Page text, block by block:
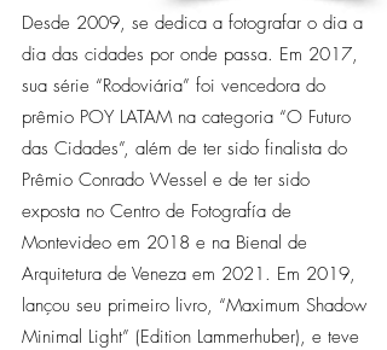
Desde 2009, se dedica a fotografar o dia a
dia das cidades por onde passa. Em 2017,
sua série “Rodoviária” foi vencedora do
prêmio POY LATAM na categoria “O Futuro
das Cidades”, além de ter sido finalista do
Prêmio Conrado Wessel e de ter sido
exposta no Centro de Fotografía de
Montevideo em 2018 e na Bienal de
Arquitetura de Veneza em 2021. Em 2019,
lançou seu primeiro livro, “Maximum Shadow
Minimal Light” (Edition Lammerhuber), e teve